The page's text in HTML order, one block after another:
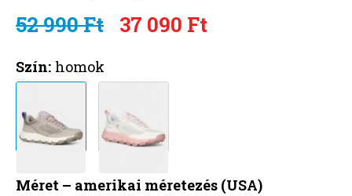
52 990 Ft 37 090 Ft
Szín: homok
Méret – amerikai méretezés (USA)